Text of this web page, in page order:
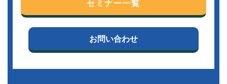
セミナー一覧
お問い合わせ